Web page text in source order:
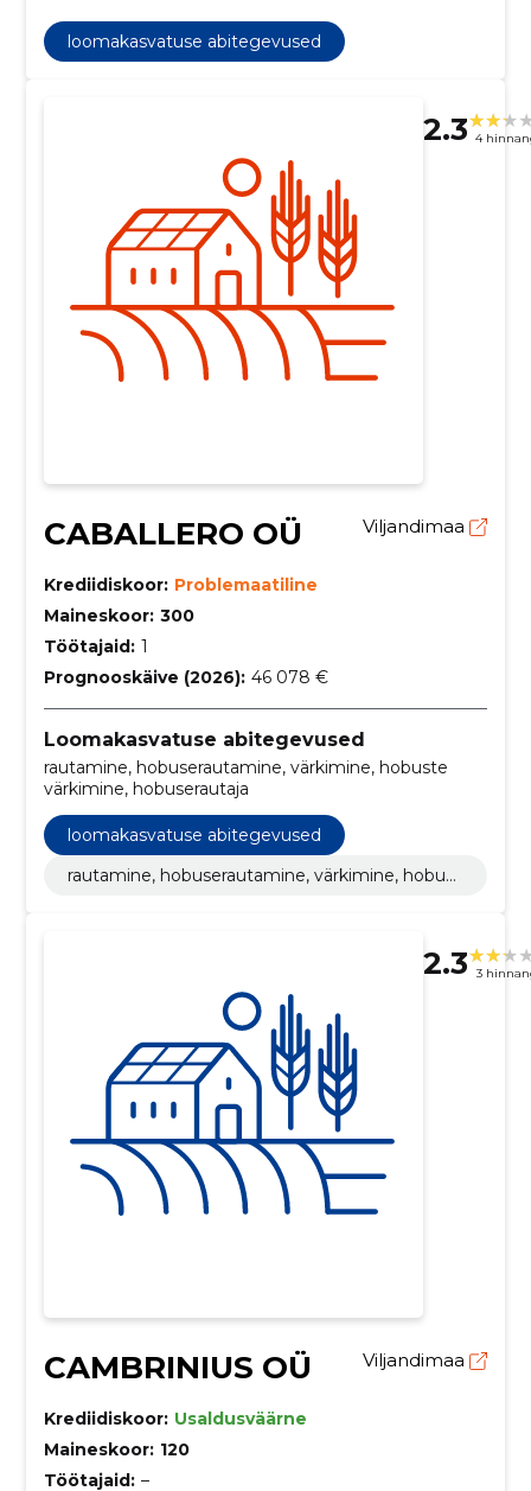
loomakasvatuse abitegevused
2.3 4
CABALLERO OÜ Viljandimaa
Krediidiskoor: Problemaatiline
Maineskoor: 300
Töötajaid: 1
Prognooskäive (2026): 46 078 €
Loomakasvatuse abitegevused
rautamine, hobuserautamine, värkimine, hobuste
värkimine, hobuserautaja
loomakasvatuse abitegevused
rautamine, hobuserautamine, värkimine, hobust
2.3 3
CAMBRINIUS OÜ Viljandimaa
Krediidiskoor: Usaldusväärne
Maineskoor: 120
Töötajaid: –